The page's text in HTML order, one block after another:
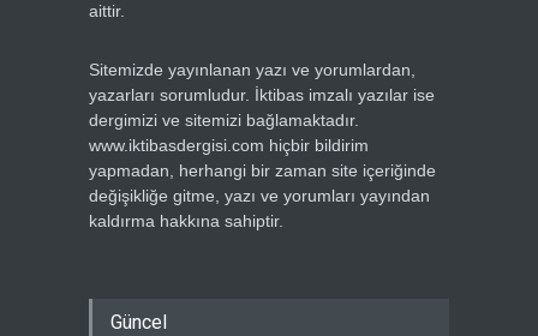
aittir.
Sitemizde yayınlanan yazı ve yorumlardan,
yazarları sorumludur. İktibas imzalı yazılar ise
dergimizi ve sitemizi bağlamaktadır.
www.iktibasdergisi.com hiçbir bildirim
yapmadan, herhangi bir zaman site içeriğinde
değişikliğe gitme, yazı ve yorumları yayından
kaldırma hakkına sahiptir.
Güncel